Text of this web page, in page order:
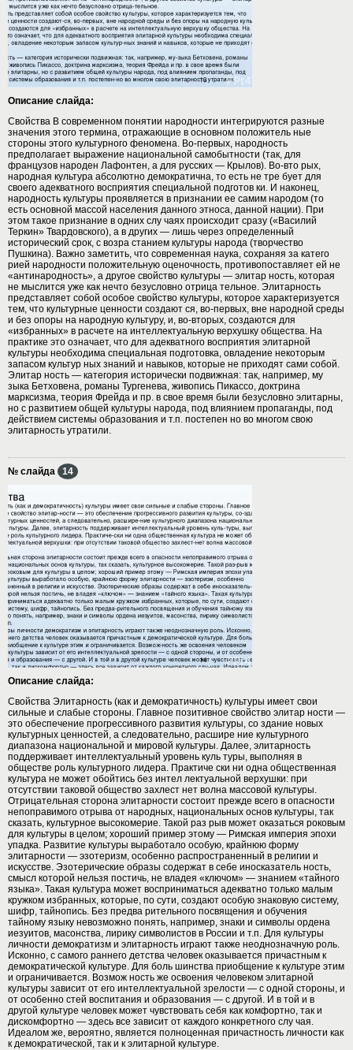
Описание слайда:
Свойства В современном понятии народности интегрируются разные
значения этого термина, отражающие в основном положитель ные
стороны этого культурного феномена. Во-первых, народность
предполагает выражение национальной самобытности (так, для
французов народен Лафонтен, а для русских — Крылов). Во-вто рых,
народная культура абсолютно демократична, то есть не тре бует для
своего адекватного восприятия специальной подготов ки. И наконец,
народность культуры проявляется в признании ее самим народом (то
есть основной массой населения данного этноса, данной нации). При
этом такое признание в одних слу чаях происходит сразу («Василий
Теркин» Твардовского), а в других — лишь через определенный
исторический срок, с возра станием культуры народа (творчество
Пушкина). Важно заметить, что современная наука, сохраняя за катего
рией народности положительную оценочность, противопоставляет ей не
«антинародность», а другое свойство культуры — элитар ность, которая
не мыслится уже как нечто безусловно отрица тельное. Элитарность
представляет собой особое свойство культуры, которое характеризуется
тем, что культурные ценности создают ся, во-первых, вне народной среды
и без опоры на народную культуру, и, во-вторых, создаются для
«избранных» в расчете на интеллектуальную верхушку общества. На
практике это означает, что для адекватного восприятия элитарной
культуры необходима специальная подготовка, овладение некоторым
запасом культур ных знаний и навыков, которые не приходят сами собой.
Элитар ность — категория исторически подвижная: так, например, му
зыка Бетховена, романы Тургенева, живопись Пикассо, доктрина
марксизма, теория Фрейда и пр. в свое время были безусловно элитарны,
но с развитием общей культуры народа, под влиянием пропаганды, под
действием системы образования и т.п. постепен но во многом свою
элитарность утратили.
№ слайда 14
Описание слайда:
Свойства Элитарность (как и демократичность) культуры имеет свои
сильные и слабые стороны. Главное позитивное свойство элитар ности —
это обеспечение прогрессивного развития культуры, со здание новых
культурных ценностей, а следовательно, расшире ние культурного
диапазона национальной и мировой культуры. Далее, элитарность
поддерживает интеллектуальный уровень куль туры, выполняя в
обществе роль культурного лидера. Практиче ски ни одна общественная
культура не может обойтись без интел лектуальной верхушки: при
отсутствии таковой общество захлест нет волна массовой культуры.
Отрицательная сторона элитарности состоит прежде всего в опасности
непоправимого отрыва от народных, национальных основ культуры, так
сказать, культурное высокомерие. Такой раз рыв может оказаться роковым
для культуры в целом; хороший пример этому — Римская империя эпохи
упадка. Развитие культуры выработало особую, крайнюю форму
элитарности — эзотеризм, особенно распространенный в религии и
искусстве. Эзотерические образы содержат в себе иносказатель ность,
смысл которой нельзя постичь, не владея «ключом» — знанием «тайного
языка». Такая культура может восприниматься адекватно только малым
кружком избранных, которые, по сути, создают особую знаковую систему,
шифр, тайнопись. Без предва рительного посвящения и обучения
тайному языку невозможно понять, например, знаки и символы ордена
иезуитов, масонства, лирику символистов в России и т.п. Для культуры
личности демократизм и элитарность играют также неоднозначную роль.
Исконно, с самого раннего детства человек оказывается причастным к
демократической культуре. Для боль шинства приобщение к культуре этим
и ограничивается. Возмож ность же освоения человеком элитарной
культуры зависит от его интеллектуальной зрелости — с одной стороны, и
от особенно стей воспитания и образования — с другой. И в той и в
другой культуре человек может чувствовать себя как комфортно, так и
дискомфортно — здесь все зависит от каждого конкретного слу чая.
Идеалом же, вероятно, является полноценная причастность личности как
к демократической, так и к элитарной культуре.